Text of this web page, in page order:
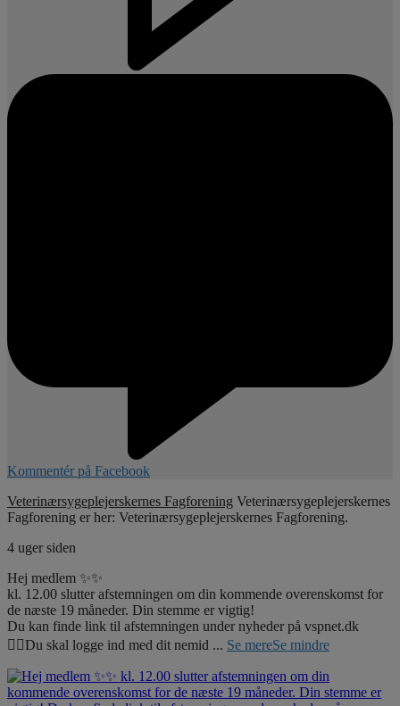
Kommentér på Facebook
Veterinærsygeplejerskernes Fagforening Veterinærsygeplejerskernes
Fagforening er her: Veterinærsygeplejerskernes Fagforening.
4 uger siden
Hej medlem ✨✨
kl. 12.00 slutter afstemningen om din kommende overenskomst for
de næste 19 måneder. Din stemme er vigtig!
Du kan finde link til afstemningen under nyheder på vspnet.dk
☝🏼Du skal logge ind med dit nemid ... Se mereSe mindre